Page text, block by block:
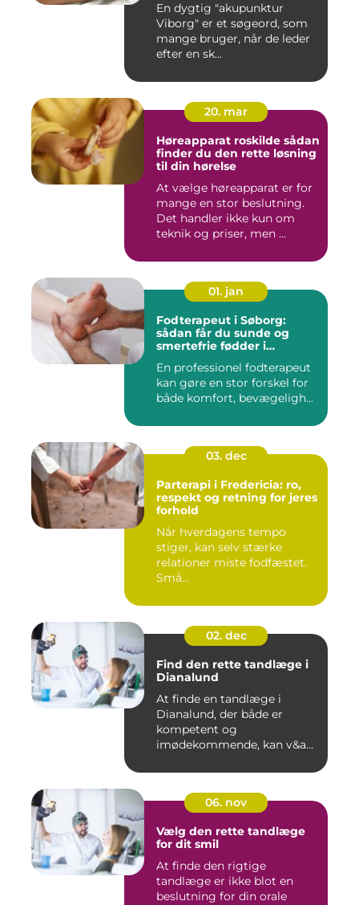
En dygtig "akupunktur
Viborg" er et søgeord, som
mange bruger, når de leder
efter en sk...
20. mar
Høreapparat roskilde sådan
finder du den rette løsning
til din hørelse
At vælge høreapparat er for
mange en stor beslutning.
Det handler ikke kun om
teknik og priser, men ...
01. jan
Fodterapeut i Søborg:
sådan får du sunde og
smertefrie fødder i
En professionel fodterapeut
kan gøre en stor forskel for
både komfort, bevægeligh...
03. dec
Parterapi i Fredericia: ro,
respekt og retning for jeres
forhold
Når hverdagens tempo
stiger, kan selv stærke
relationer miste fodfæstet.
Små...
02. dec
Find den rette tandlæge i
Dianalund
At finde en tandlæge i
Dianalund, der både er
kompetent og
imødekommende, kan v&a...
06. nov
Vælg den rette tandlæge
for dit smil
At finde den rigtige
tandlæge er ikke blot en
beslutning for din orale